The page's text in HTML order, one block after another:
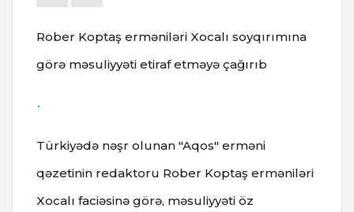
Rober Koptaş erməniləri Xocalı soyqırımına
görə məsuliyyəti etiraf etməyə çağırıb
Türkiyədə nəşr olunan "Aqos" erməni
qəzetinin redaktoru Rober Koptaş erməniləri
Xocalı faciəsinə görə, məsuliyyəti öz